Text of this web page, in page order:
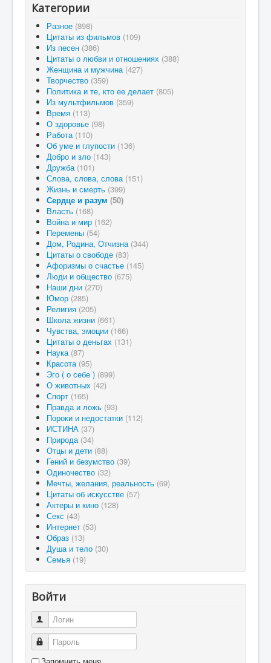
Категории
Разное (898)
Цитаты из фильмов (109)
Из песен (386)
Цитаты о любви и отношениях (388)
Женщина и мужчина (427)
Творчество (359)
Политика и те, кто ее делает (805)
Из мультфильмов (359)
Время (113)
О здоровье (98)
Работа (110)
Об уме и глупости (136)
Добро и зло (143)
Дружба (101)
Слова, слова, слова (151)
Жизнь и смерть (399)
Сердце и разум (50)
Власть (168)
Война и мир (162)
Перемены (54)
Дом, Родина, Отчизна (344)
Цитаты о свободе (83)
Афоризмы о счастье (145)
Люди и общество (675)
Наши дни (270)
Юмор (285)
Религия (205)
Школа жизни (661)
Чувства, эмоции (166)
Цитаты о деньгах (131)
Наука (87)
Красота (95)
Эго ( о себе ) (899)
О животных (42)
Спорт (165)
Правда и ложь (93)
Пороки и недостатки (112)
ИСТИНА (37)
Природа (34)
Отцы и дети (88)
Гений и безумство (39)
Одиночество (32)
Мечты, желания, реальность (69)
Цитаты об искусстве (57)
Актеры и кино (128)
Секс (43)
Интернет (53)
Образ (13)
Душа и тело (30)
Семья (19)
Войти
Логин
Пароль